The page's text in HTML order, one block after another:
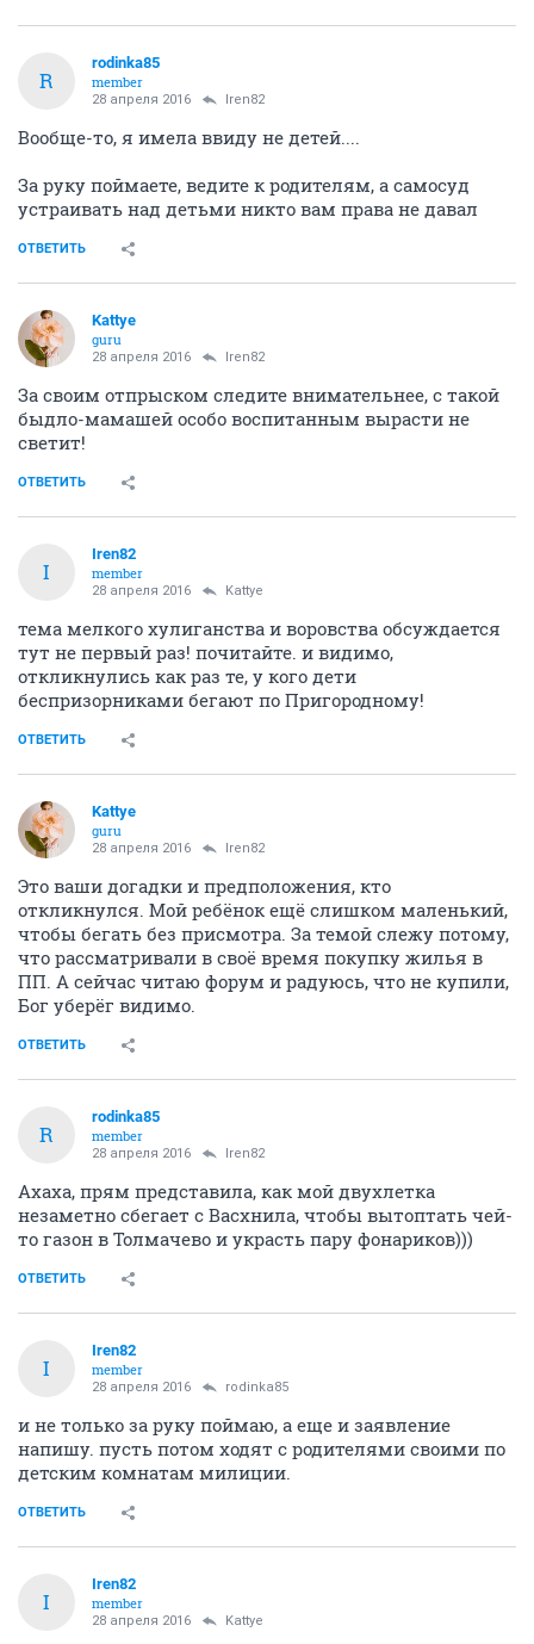
R
rodinka85
member
28 апреля 2016 Iren82
Вообще-то, я имела ввиду не детей....
За руку поймаете, ведите к родителям, а самосуд
устраивать над детьми никто вам права не давал
ОТВЕТИТЬ
Kattye
guru
28 апреля 2016 Iren82
За своим отпрыском следите внимательнее, с такой
быдло-мамашей особо воспитанным вырасти не
светит!
ОТВЕТИТЬ
I
Iren82
member
28 апреля 2016 Kattye
тема мелкого хулиганства и воровства обсуждается
тут не первый раз! почитайте. и видимо,
откликнулись как раз те, у кого дети
беспризорниками бегают по Пригородному!
ОТВЕТИТЬ
Kattye
guru
28 апреля 2016 Iren82
Это ваши догадки и предположения, кто
откликнулся. Мой ребёнок ещё слишком маленький,
чтобы бегать без присмотра. За темой слежу потому,
что рассматривали в своё время покупку жилья в
ПП. А сейчас читаю форум и радуюсь, что не купили,
Бог уберёг видимо.
ОТВЕТИТЬ
R
rodinka85
member
28 апреля 2016 Iren82
Ахаха, прям представила, как мой двухлетка
незаметно сбегает с Васхнила, чтобы вытоптать чей-
то газон в Толмачево и украсть пару фонариков)))
ОТВЕТИТЬ
I
Iren82
member
28 апреля 2016 rodinka85
и не только за руку поймаю, а еще и заявление
напишу. пусть потом ходят с родителями своими по
детским комнатам милиции.
ОТВЕТИТЬ
I
Iren82
member
28 апреля 2016 Kattye